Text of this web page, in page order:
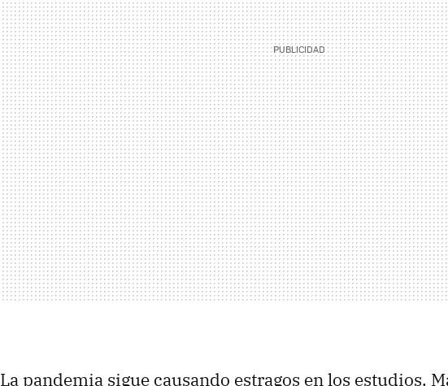
La pandemia sigue causando estragos en los estudios.